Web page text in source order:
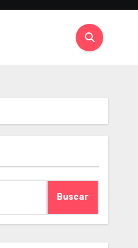
Buscar